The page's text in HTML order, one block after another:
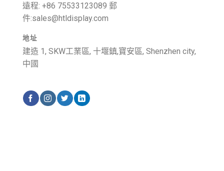
遠程: +86 75533123089 郵
件:sales@htldisplay.com
地址
建造 1, SKW工業區, 十堰鎮,寶安區, Shenzhen city,
中國